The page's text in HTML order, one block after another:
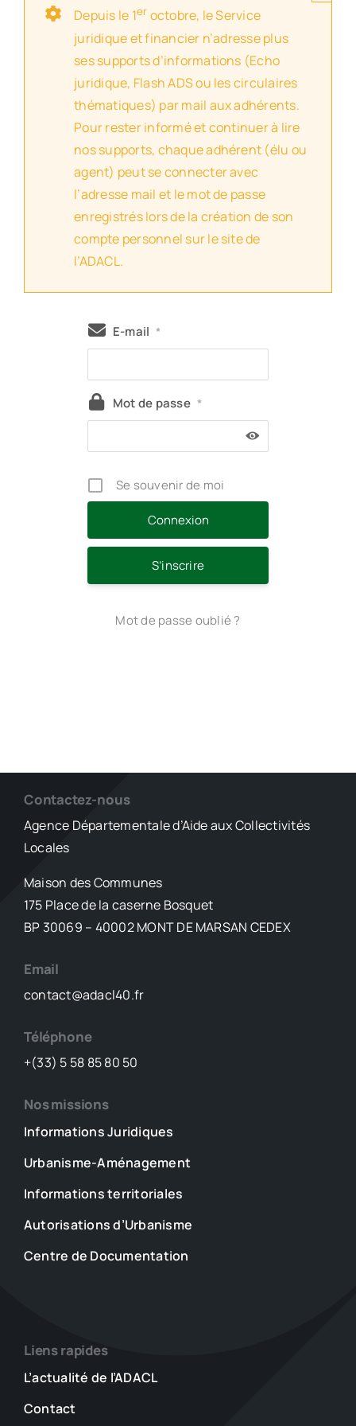
Depuis le 1er octobre, le Service
juridique et financier n’adresse plus
ses supports d’informations (Echo
juridique, Flash ADS ou les circulaires
thématiques) par mail aux adhérents.
Pour rester informé et continuer à lire
nos supports, chaque adhérent (élu ou
agent) peut se connecter avec
l’adresse mail et le mot de passe
enregistrés lors de la création de son
compte personnel sur le site de
l’ADACL.
E-mail *
Mot de passe *
Se souvenir de moi
S’inscrire
Mot de passe oublié ?
Contactez-nous
Agence Départementale d’Aide aux Collectivités
Locales
Maison des Communes
175 Place de la caserne Bosquet
BP 30069 – 40002 MONT DE MARSAN CEDEX
Email
contact@adacl40.fr
Téléphone
+(33) 5 58 85 80 50
Nos missions
Informations Juridiques
Urbanisme-Aménagement
Informations territoriales
Autorisations d’Urbanisme
Centre de Documentation
Liens rapides
L’actualité de l’ADACL
Contact